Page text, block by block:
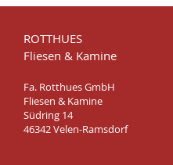
ROTTHUES
Fliesen & Kamine
Fa. Rotthues GmbH
Fliesen & Kamine
Südring 14
46342 Velen-Ramsdorf